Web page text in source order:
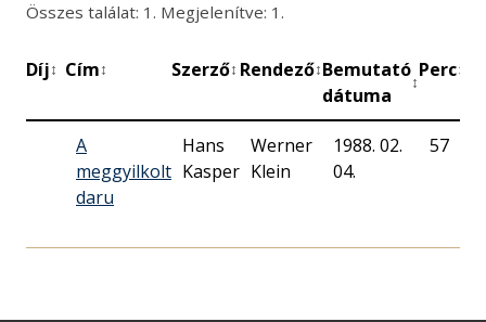
Összes találat: 1. Megjelenítve: 1.
Díj↕ Cím↕ Szerző↕ Rendező↕Bemutató
dátuma
↕
Perc↕
A
meggyilkolt
daru
Hans
Kasper
Werner
Klein
1988. 02.
04.
57